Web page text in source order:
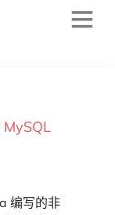
编写的非